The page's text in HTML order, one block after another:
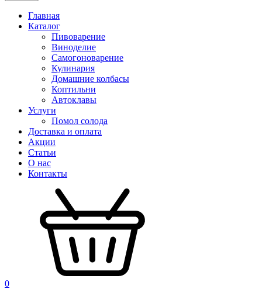
Главная
Каталог
Пивоварение
Виноделие
Самогоноварение
Кулинария
Домашние колбасы
Коптильни
Автоклавы
Услуги
Помол солода
Доставка и оплата
Акции
Статьи
О нас
Контакты
0